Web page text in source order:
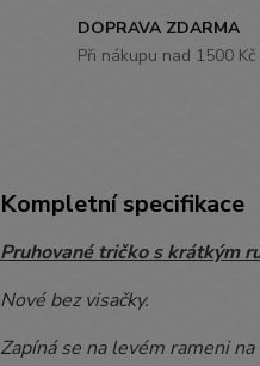
DOPRAVA ZDARMA
Při nákupu nad 1500 Kč
Kompletní specifikace
Pruhované tričko s krátkým
Nové bez visačky.
Zapíná se na levém rameni